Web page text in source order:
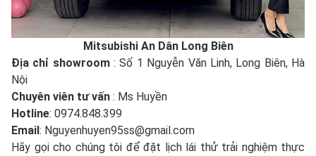
Mitsubishi An Dân Long Biên
Địa chỉ showroom: Số 1 Nguyễn Văn Linh, Long Biên, Hà
Nội
Chuyên viên tư vấn : Ms Huyền
Hotline: 0974.848.399
Email: Nguyenhuyen95ss@gmail.com
Hãy gọi cho chúng tôi để đặt lịch lái thử trải nghiệm thực